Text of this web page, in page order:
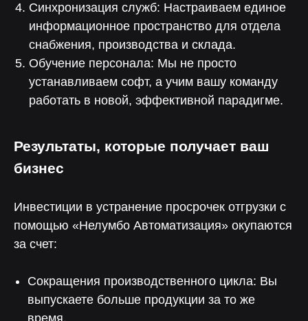
Синхронизация служб: Настраиваем единое
информационное пространство для отдела
снабжения, производства и склада.
Обучение персонала: Мы не просто
устанавливаем софт, а учим вашу команду
работать в новой, эффективной парадигме.
Результаты, которые получает ваш
бизнес
Инвестиции в устранение просрочек отгрузки с
помощью «Нелумбо Автоматизация» окупаются
за счет:
Сокращения производственного цикла: Вы
выпускаете больше продукции за то же
Продукты
Автоматизация бизнес процессов
Бережливые технологии
Клиентам
О компании
Общество с ограниченной
ответственностью «НЕЛУМБО-
АВТОМАТИЗАЦИЯ»
ОГРН: 1255200007996
ОКВЭД 62.01 «Разработка
компьютерного программного
обеспечения», 62.02, 62.03, 62.09, 63.11
модификация, интеграция, сопровождение,
а также оказание услуг в отношении программ для
электронных вычислительных машин и баз